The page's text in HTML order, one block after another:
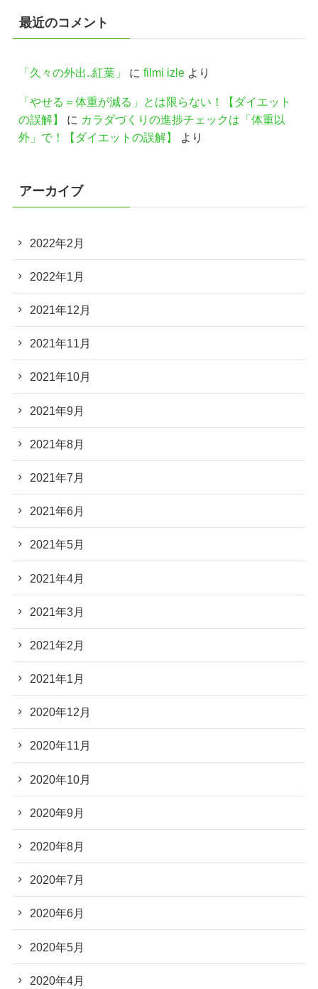
最近のコメント
「久々の外出..紅葉」 に filmi izleより
「やせる＝体重が減る」とは限らない！【ダイエット
の誤解】
に カラダづくりの進捗チェックは「体重以
外」で！【ダイエットの誤解】
より
アーカイブ
2022年2月
2022年1月
2021年12月
2021年11月
2021年10月
2021年9月
2021年8月
2021年7月
2021年6月
2021年5月
2021年4月
2021年3月
2021年2月
2021年1月
2020年12月
2020年11月
2020年10月
2020年9月
2020年8月
2020年7月
2020年6月
2020年5月
2020年4月